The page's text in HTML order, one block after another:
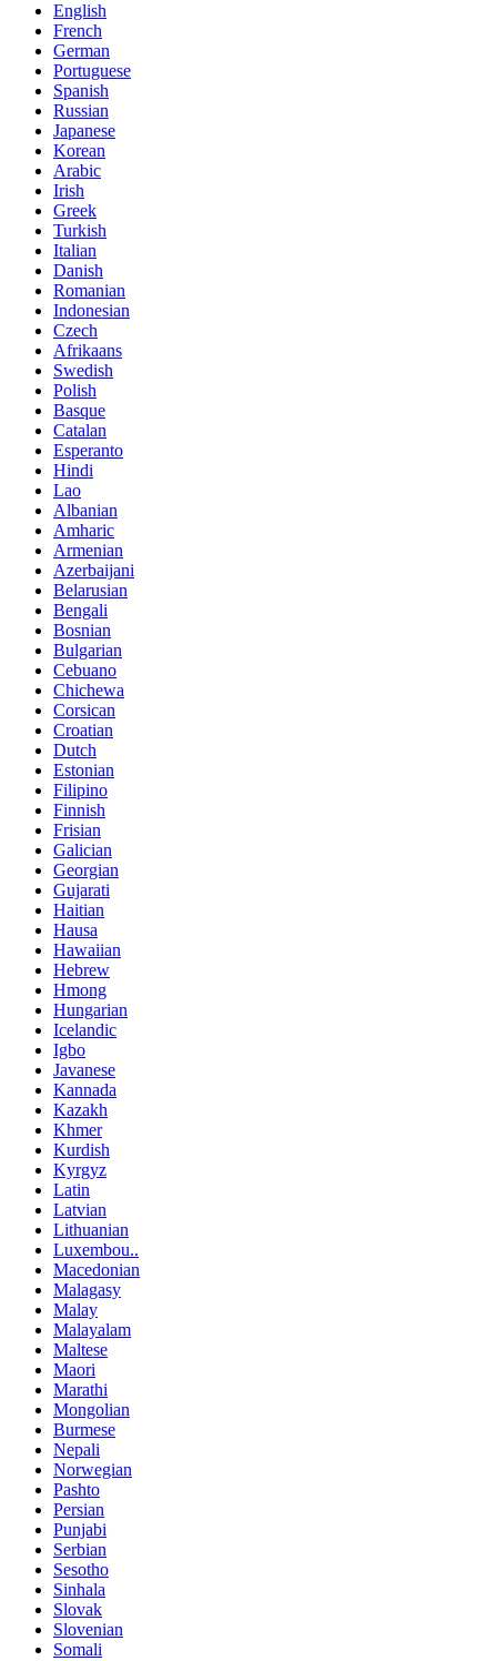
English
French
German
Portuguese
Spanish
Russian
Japanese
Korean
Arabic
Irish
Greek
Turkish
Italian
Danish
Romanian
Indonesian
Czech
Afrikaans
Swedish
Polish
Basque
Catalan
Esperanto
Hindi
Lao
Albanian
Amharic
Armenian
Azerbaijani
Belarusian
Bengali
Bosnian
Bulgarian
Cebuano
Chichewa
Corsican
Croatian
Dutch
Estonian
Filipino
Finnish
Frisian
Galician
Georgian
Gujarati
Haitian
Hausa
Hawaiian
Hebrew
Hmong
Hungarian
Icelandic
Igbo
Javanese
Kannada
Kazakh
Khmer
Kurdish
Kyrgyz
Latin
Latvian
Lithuanian
Luxembou..
Macedonian
Malagasy
Malay
Malayalam
Maltese
Maori
Marathi
Mongolian
Burmese
Nepali
Norwegian
Pashto
Persian
Punjabi
Serbian
Sesotho
Sinhala
Slovak
Slovenian
Somali